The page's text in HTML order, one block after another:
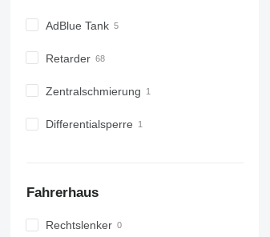
AdBlue Tank
Retarder
Zentralschmierung
Differentialsperre
Fahrerhaus
Rechtslenker